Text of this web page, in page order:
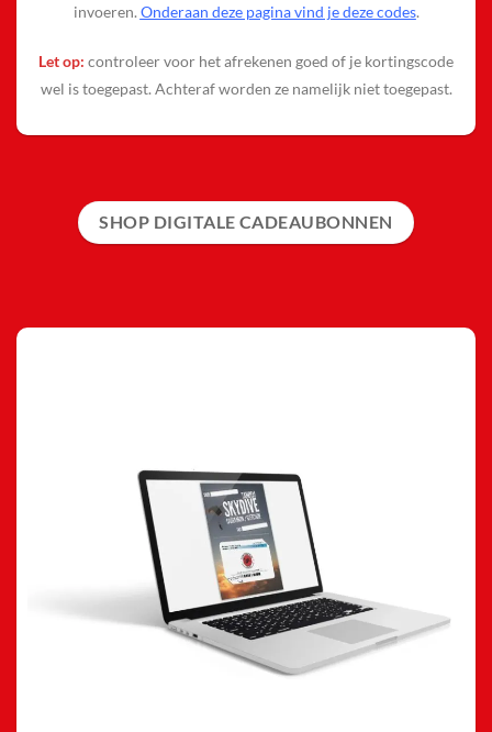
invoeren. Onderaan deze pagina vind je deze codes.
Let op: controleer voor het afrekenen goed of je kortingscode
wel is toegepast. Achteraf worden ze namelijk niet toegepast.
SHOP DIGITALE CADEAUBONNEN